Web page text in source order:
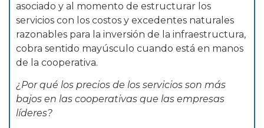
asociado y al momento de estructurar los
servicios con los costos y excedentes naturales
razonables para la inversión de la infraestructura,
cobra sentido mayúsculo cuando está en manos
de la cooperativa.
¿Por qué los precios de los servicios son más
bajos en las cooperativas que las empresas
líderes?